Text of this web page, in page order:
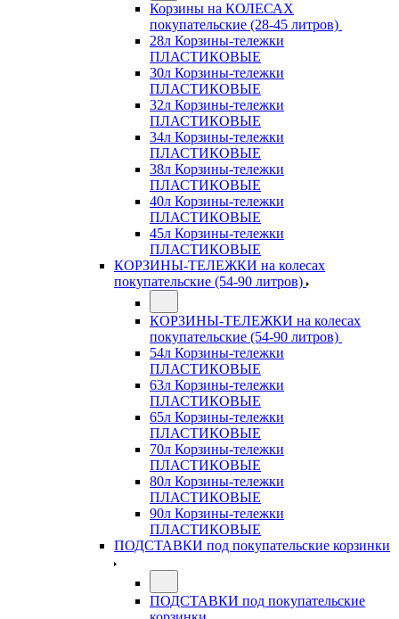
Корзины на КОЛЕСАХ
покупательские (28-45 литров)
28л Корзины-тележки
ПЛАСТИКОВЫЕ
30л Корзины-тележки
ПЛАСТИКОВЫЕ
32л Корзины-тележки
ПЛАСТИКОВЫЕ
34л Корзины-тележки
ПЛАСТИКОВЫЕ
38л Корзины-тележки
ПЛАСТИКОВЫЕ
40л Корзины-тележки
ПЛАСТИКОВЫЕ
45л Корзины-тележки
ПЛАСТИКОВЫЕ
КОРЗИНЫ-ТЕЛЕЖКИ на колесах
покупательские (54-90 литров)
КОРЗИНЫ-ТЕЛЕЖКИ на колесах
покупательские (54-90 литров)
54л Корзины-тележки
ПЛАСТИКОВЫЕ
63л Корзины-тележки
ПЛАСТИКОВЫЕ
65л Корзины-тележки
ПЛАСТИКОВЫЕ
70л Корзины-тележки
ПЛАСТИКОВЫЕ
80л Корзины-тележки
ПЛАСТИКОВЫЕ
90л Корзины-тележки
ПЛАСТИКОВЫЕ
ПОДСТАВКИ под покупательские корзинки
ПОДСТАВКИ под покупательские